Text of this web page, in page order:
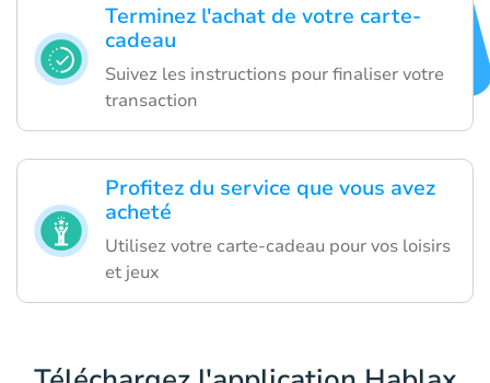
Terminez l'achat de votre carte-
cadeau
Suivez les instructions pour finaliser votre
transaction
Profitez du service que vous avez
acheté
Utilisez votre carte-cadeau pour vos loisirs
et jeux